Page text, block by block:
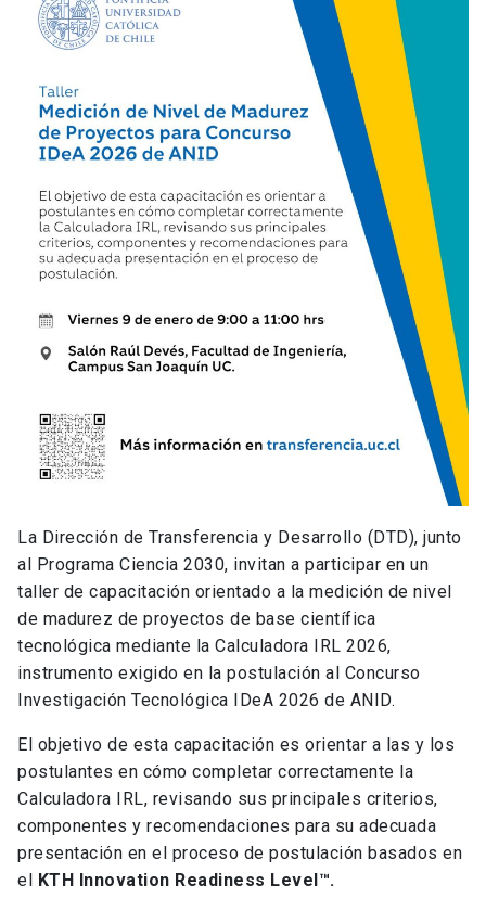
La Dirección de Transferencia y Desarrollo (DTD), junto
al Programa Ciencia 2030, invitan a participar en un
taller de capacitación orientado a la medición de nivel
de madurez de proyectos de base científica
tecnológica mediante la Calculadora IRL 2026,
instrumento exigido en la postulación al Concurso
Investigación Tecnológica IDeA 2026 de ANID.
El objetivo de esta capacitación es orientar a las y los
postulantes en cómo completar correctamente la
Calculadora IRL, revisando sus principales criterios,
componentes y recomendaciones para su adecuada
presentación en el proceso de postulación basados en
el KTH Innovation Readiness Level™.